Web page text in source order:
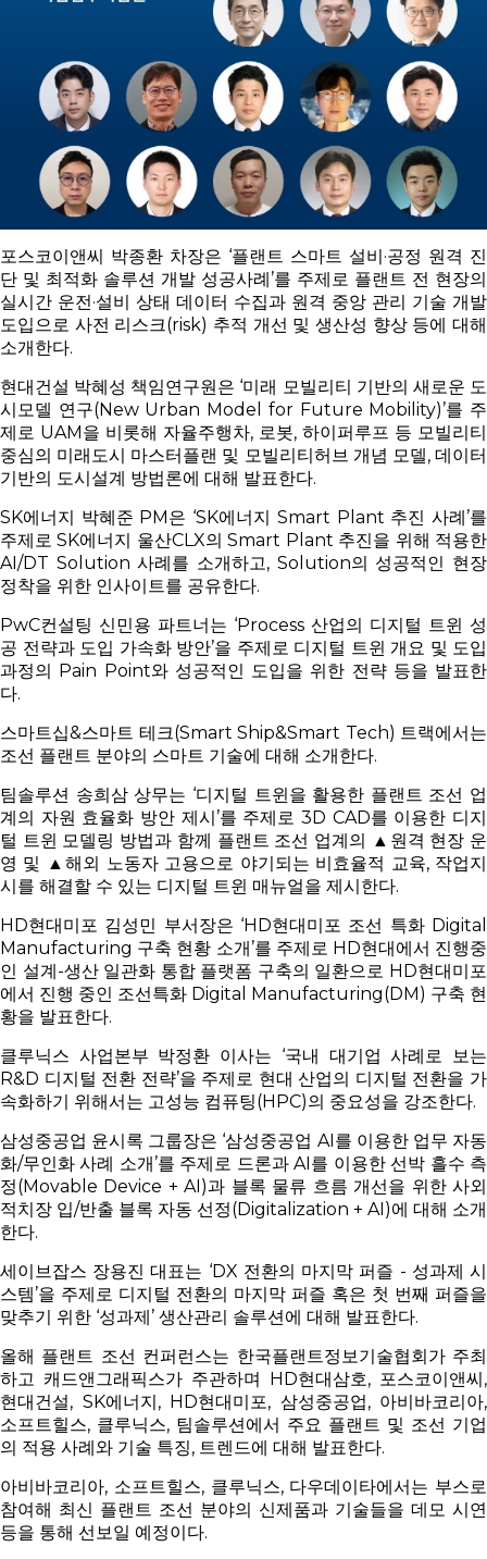
포스코이앤씨 박종환 차장은 ‘플랜트 스마트 설비·공정 원격 진
단 및 최적화 솔루션 개발 성공사례’를 주제로 플랜트 전 현장의
실시간 운전·설비 상태 데이터 수집과 원격 중앙 관리 기술 개발
도입으로 사전 리스크(risk) 추적 개선 및 생산성 향상 등에 대해
소개한다.
현대건설 박혜성 책임연구원은 ‘미래 모빌리티 기반의 새로운 도
시모델 연구(New Urban Model for Future Mobility)’를 주
제로 UAM을 비롯해 자율주행차, 로봇, 하이퍼루프 등 모빌리티
중심의 미래도시 마스터플랜 및 모빌리티허브 개념 모델, 데이터
기반의 도시설계 방법론에 대해 발표한다.
SK에너지 박혜준 PM은 ‘SK에너지 Smart Plant 추진 사례’를
주제로 SK에너지 울산CLX의 Smart Plant 추진을 위해 적용한
AI/DT Solution 사례를 소개하고, Solution의 성공적인 현장
정착을 위한 인사이트를 공유한다.
PwC컨설팅 신민용 파트너는 ‘Process 산업의 디지털 트윈 성
공 전략과 도입 가속화 방안’을 주제로 디지털 트윈 개요 및 도입
과정의 Pain Point와 성공적인 도입을 위한 전략 등을 발표한
다.
스마트십&스마트 테크(Smart Ship&Smart Tech) 트랙에서는
조선 플랜트 분야의 스마트 기술에 대해 소개한다.
팀솔루션 송희삼 상무는 ‘디지털 트윈을 활용한 플랜트 조선 업
계의 자원 효율화 방안 제시’를 주제로 3D CAD를 이용한 디지
털 트윈 모델링 방법과 함께 플랜트 조선 업계의 ▲원격 현장 운
영 및 ▲해외 노동자 고용으로 야기되는 비효율적 교육, 작업지
시를 해결할 수 있는 디지털 트윈 매뉴얼을 제시한다.
HD현대미포 김성민 부서장은 ‘HD현대미포 조선 특화 Digital
Manufacturing 구축 현황 소개’를 주제로 HD현대에서 진행중
인 설계-생산 일관화 통합 플랫폼 구축의 일환으로 HD현대미포
에서 진행 중인 조선특화 Digital Manufacturing(DM) 구축 현
황을 발표한다.
클루닉스 사업본부 박정환 이사는 ‘국내 대기업 사례로 보는
R&D 디지털 전환 전략’을 주제로 현대 산업의 디지털 전환을 가
속화하기 위해서는 고성능 컴퓨팅(HPC)의 중요성을 강조한다.
삼성중공업 윤시록 그룹장은 ‘삼성중공업 AI를 이용한 업무 자동
화/무인화 사례 소개’를 주제로 드론과 AI를 이용한 선박 흘수 측
정(Movable Device + AI)과 블록 물류 흐름 개선을 위한 사외
적치장 입/반출 블록 자동 선정(Digitalization + AI)에 대해 소개
한다.
세이브잡스 장용진 대표는 ‘DX 전환의 마지막 퍼즐 - 성과제 시
스템’을 주제로 디지털 전환의 마지막 퍼즐 혹은 첫 번째 퍼즐을
맞추기 위한 ‘성과제’ 생산관리 솔루션에 대해 발표한다.
올해 플랜트 조선 컨퍼런스는 한국플랜트정보기술협회가 주최
하고 캐드앤그래픽스가 주관하며 HD현대삼호, 포스코이앤씨,
현대건설, SK에너지, HD현대미포, 삼성중공업, 아비바코리아,
소프트힐스, 클루닉스, 팀솔루션에서 주요 플랜트 및 조선 기업
의 적용 사례와 기술 특징, 트렌드에 대해 발표한다.
아비바코리아, 소프트힐스, 클루닉스, 다우데이타에서는 부스로
참여해 최신 플랜트 조선 분야의 신제품과 기술들을 데모 시연
등을 통해 선보일 예정이다.